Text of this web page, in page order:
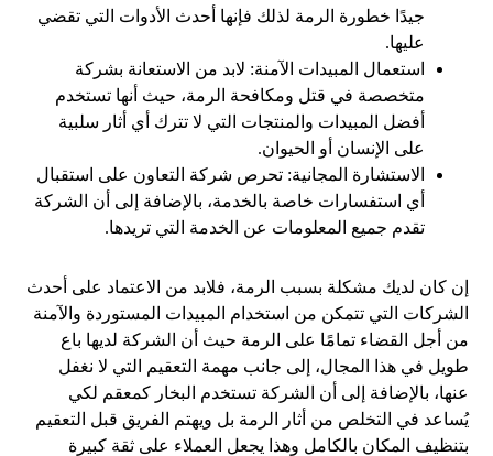
جيدًا خطورة الرمة لذلك فإنها أحدث الأدوات التي تقضي
عليها.
استعمال المبيدات الآمنة: لابد من الاستعانة بشركة
متخصصة في قتل ومكافحة الرمة، حيث أنها تستخدم
أفضل المبيدات والمنتجات التي لا تترك أي أثار سلبية
على الإنسان أو الحيوان.
الاستشارة المجانية: تحرص شركة التعاون على استقبال
أي استفسارات خاصة بالخدمة، بالإضافة إلى أن الشركة
تقدم جميع المعلومات عن الخدمة التي تريدها.
إن كان لديك مشكلة بسبب الرمة، فلابد من الاعتماد على أحدث
الشركات التي تتمكن من استخدام المبيدات المستوردة والآمنة
من أجل القضاء تمامًا على الرمة حيث أن الشركة لديها باع
طويل في هذا المجال، إلى جانب مهمة التعقيم التي لا نغفل
عنها، بالإضافة إلى أن الشركة تستخدم البخار كمعقم لكي
يُساعد في التخلص من أثار الرمة بل ويهتم الفريق قبل التعقيم
بتنظيف المكان بالكامل وهذا يجعل العملاء على ثقة كبيرة